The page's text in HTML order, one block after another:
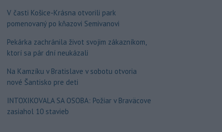
V časti Košice-Krásna otvorili park
pomenovaný po kňazovi Semivanovi
Pekárka zachránila život svojim zákazníkom,
ktorí sa pár dní neukázali
Na Kamzíku v Bratislave v sobotu otvoria
nové Šantisko pre deti
INTOXIKOVALA SA OSOBA: Požiar v Braväcove
zasiahol 10 stavieb